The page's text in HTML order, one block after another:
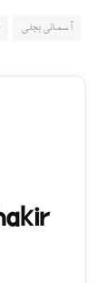
آسمانی بجلی